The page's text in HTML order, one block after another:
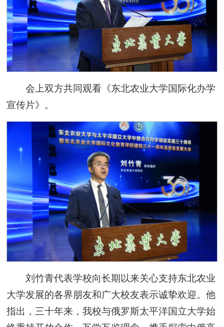
会上双方共同观看《东北农业大学国际化办学
宣传片》。
刘竹青代表学校向长期以来关心支持东北农业
大学发展的各界朋友和广大校友表示诚挚欢迎。他
指出，三十年来，我校与俄罗斯太平洋国立大学始